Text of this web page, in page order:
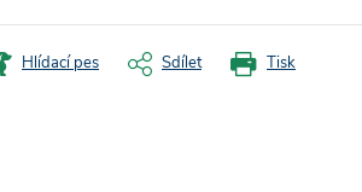
Tisk
Hlídací pes Sdílet